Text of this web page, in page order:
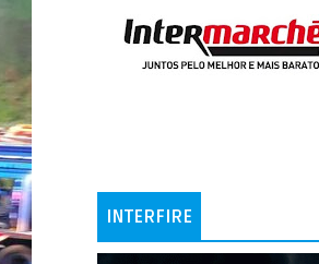
INTERFIRE